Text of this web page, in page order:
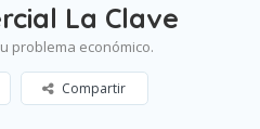
La Clave
problema económico.
Compartir